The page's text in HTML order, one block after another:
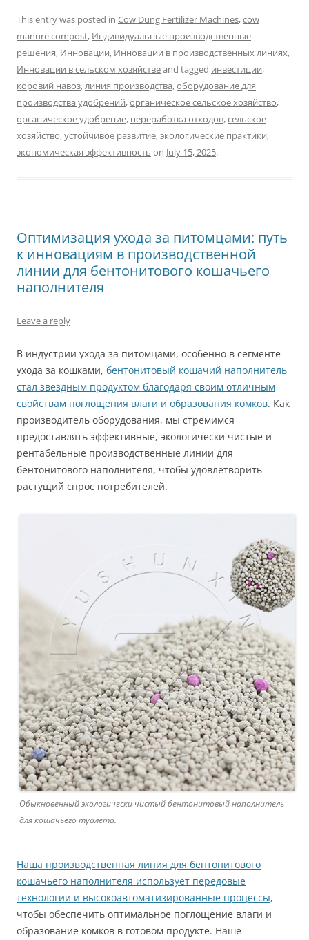
This entry was posted in Cow Dung Fertilizer Machines,cow
manure compost, Индивидуальные производственные
решения, Инновации, Инновации в производственных линиях,
Инновации в сельском хозяйствеand tagged инвестиции,
коровий навоз,линия производства,оборудование для
производства удобрений,органическое сельское хозяйство,
органическое удобрение, переработка отходов,сельское
хозяйство,устойчивое развитие,экологические практики,
экономическая эффективность on July 15, 2025.
Оптимизация ухода за питомцами: путь
к инновациям в производственной
линии для бентонитового кошачьего
наполнителя
Leave a reply
В индустрии ухода за питомцами, особенно в сегменте
ухода за кошками, бентонитовый кошачий наполнитель
стал звездным продуктом благодаря своим отличным
свойствам поглощения влаги и образования комков. Как
производитель оборудования, мы стремимся
предоставлять эффективные, экологически чистые и
рентабельные производственные линии для
бентонитового наполнителя, чтобы удовлетворить
растущий спрос потребителей.
Обыкновенный экологически чистый бентонитовый наполнитель
для кошачьего туалета.
Наша производственная линия для бентонитового
кошачьего наполнителя использует передовые
технологии и высокоавтоматизированные процессы,
чтобы обеспечить оптимальное поглощение влаги и
образование комков в готовом продукте. Наше